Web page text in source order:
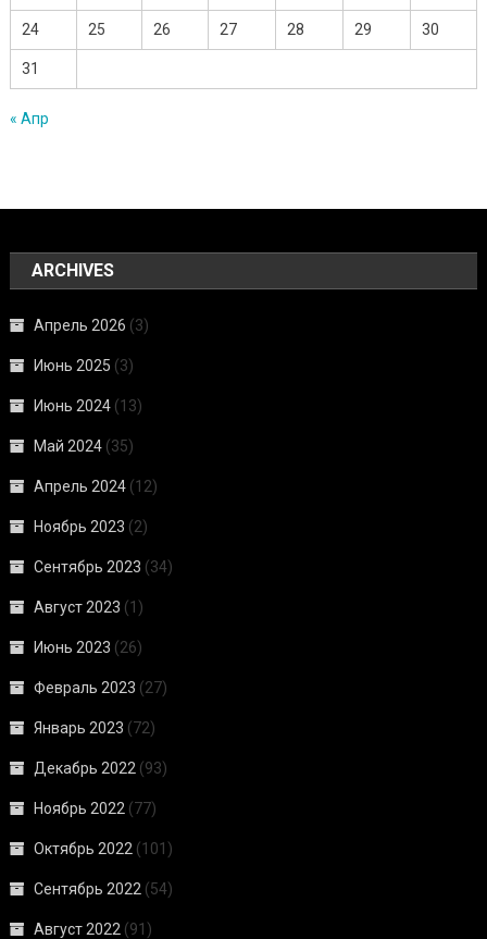
24 25 26 27 28 29 30
31
« Апр
ARCHIVES
Апрель 2026 (3)
Июнь 2025 (3)
Июнь 2024 (13)
Май 2024 (35)
Апрель 2024 (12)
Ноябрь 2023 (2)
Сентябрь 2023 (34)
Август 2023 (1)
Июнь 2023 (26)
Февраль 2023 (27)
Январь 2023 (72)
Декабрь 2022 (93)
Ноябрь 2022 (77)
Октябрь 2022 (101)
Сентябрь 2022 (54)
Август 2022 (91)